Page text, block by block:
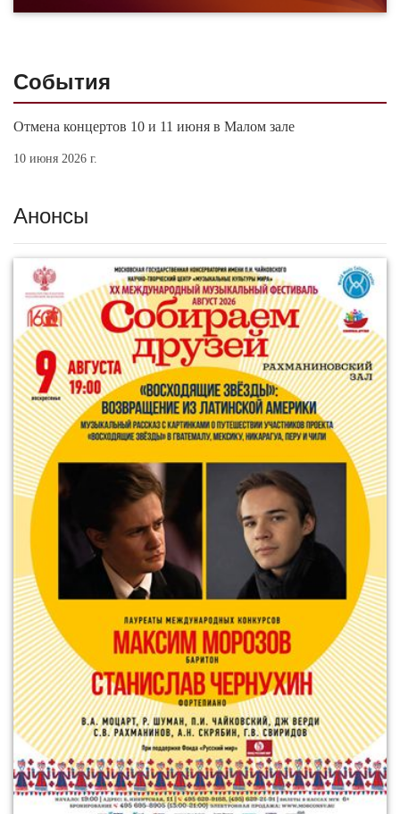
События
Отмена концертов 10 и 11 июня в Малом зале
10 июня 2026 г.
Анонсы